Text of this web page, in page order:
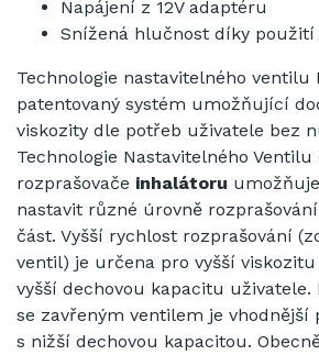
Napájení z 12V adaptéru
Snížená hlučnost díky
Technologie nastavitelného ventilu
patentovaný systém umožňující
viskozity dle potřeb uživatele bez
Technologie Nastavitelného Ventilu
rozprašovače inhalátoru
nastavit různé úrovně
část. Vyšší rychlost rozprašování
ventil) je určena pro vyšší
vyšší dechovou kapacitu uživatele.
se zavřeným ventilem je vhodnější
s nižší dechovou kapacitou.